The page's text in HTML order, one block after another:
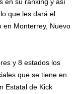
que les dará el
en Monterrey, Nuevo
y 8 estados los
que se tiene en
Estatal de Kick